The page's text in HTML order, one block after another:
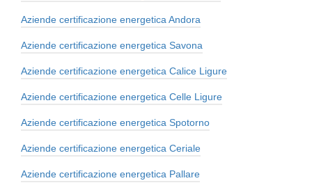
Aziende certificazione energetica Andora
Aziende certificazione energetica Savona
Aziende certificazione energetica Calice Ligure
Aziende certificazione energetica Celle Ligure
Aziende certificazione energetica Spotorno
Aziende certificazione energetica Ceriale
Aziende certificazione energetica Pallare